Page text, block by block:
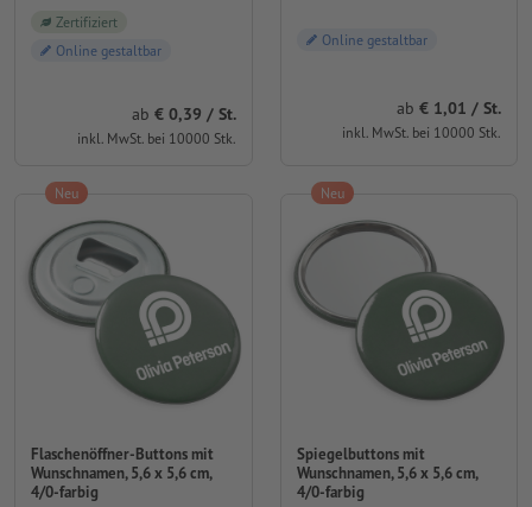
Zertifiziert
Online gestaltbar
ab 0,39 / St.
inkl. MwSt. bei 10000 Stk.
Online gestaltbar
ab 1,01 / St.
inkl. MwSt. bei 10000 Stk.
Flaschenöffner-Buttons mit
Wunschnamen, 5,6 x 5,6 cm,
4/0-farbig
Neu
Spiegelbuttons mit
Wunschnamen, 5,6 x 5,6 cm,
4/0-farbig
Neu